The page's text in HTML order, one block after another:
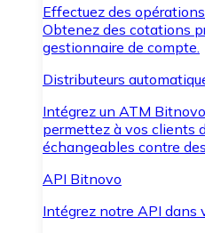
Effectuez des
Obtenez des cotations
gestionnaire de compte.
Distributeurs
Intégrez un ATM
permettez à vos clients
échangeables contre
API Bitnovo
Intégrez notre API dans